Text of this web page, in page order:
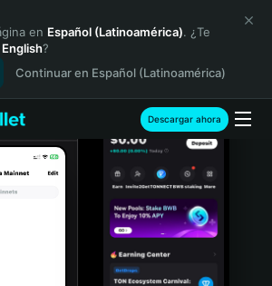
en Español (Latinoamérica). ¿Te
English?
Continuar en Español (Latinoamérica)
Descargar ahora